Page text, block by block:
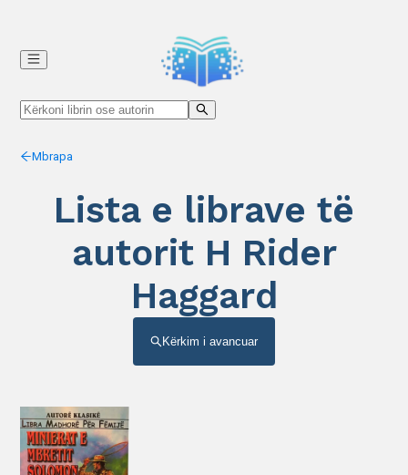
Mbrapa
Lista e librave të
autorit H Rider
Haggard
Kërkim i avancuar